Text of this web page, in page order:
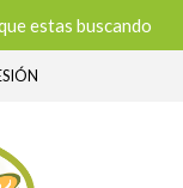
estas buscando